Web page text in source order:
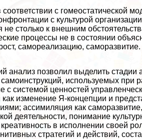
с гомеостатической
с культурой
не столько к внешним
процессы не в состоянии
самореализацию, саморазвитие.
анализ позволил выделить
самоинструкций, используемых при
с системой ценностей
как изменение Я-концепции и
ассимиляция как
деятельности, понимание
в исполнении своей
стратегий и действий,